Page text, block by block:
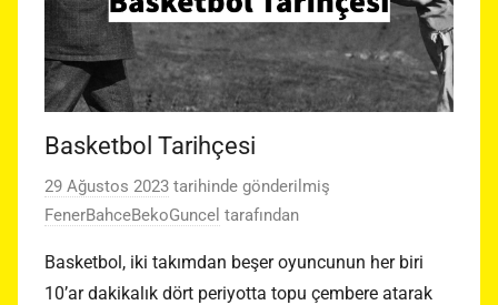
Basketbol Tarihçesi
29 Ağustos 2023 tarihinde gönderilmiş
FenerBahceBekoGuncel tarafından
Basketbol, iki takımdan beşer oyuncunun her biri
10’ar dakikalık dört periyotta topu çembere atarak